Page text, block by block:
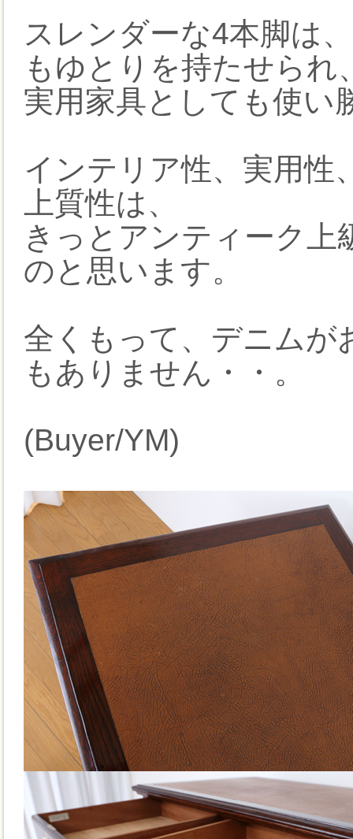
スレンダーな4本脚は
もゆとりを持たせられ
実用家具としても使い
インテリア性、実用性
上質性は、
きっとアンティーク上
のと思います。
全くもって、デニムが
もありません・・。
(Buyer/YM)